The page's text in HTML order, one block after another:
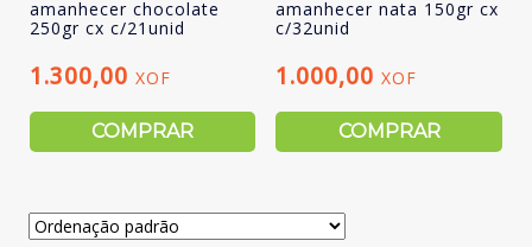
amanhecer chocolate
250gr cx c/21unid
1.300,00 XOF
COMPRAR
amanhecer nata 150gr cx
c/32unid
1.000,00XOF
COMPRAR